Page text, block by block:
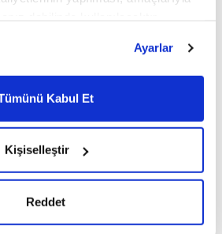
ilişkin detaylı bilgi için
Çerez Bilgilendirme
Sitesi Aydınlatma Metnimizi
kapsamında
faaliyetleri ile ilgili daha
Ayarlar
Kabul Et
Kişiselleştir
Reddet